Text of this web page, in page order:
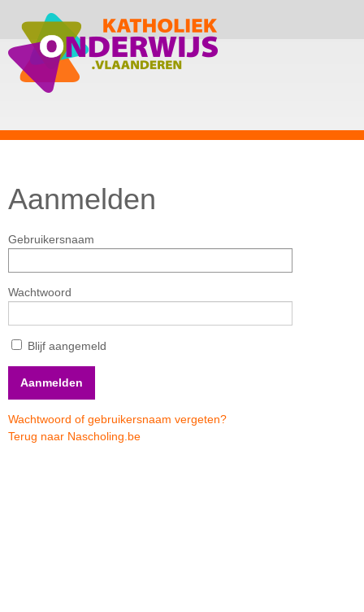
Aanmelden
Gebruikersnaam
Wachtwoord
Blijf aangemeld
Wachtwoord of gebruikersnaam vergeten?
Terug naar Nascholing.be